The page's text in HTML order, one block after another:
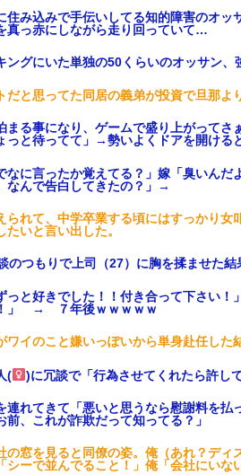
住み込みで手伝いしてる知的障害のオッ
真っ赤にしながら走り回っていて…
ングにいた単独の50くらいのオッサン、
だと思ってた同居の義弟が投資で旦那
まる事になり、ゲームで盛り上がってさ
っと待ってて」→勢いよくドアを開ける
なに言ったか覚えてる？」嫁「臭いんだ
なんで告白してきたの？」→
られて、中学卒業する頃にはすっかり
たいと言い出した。
のつもりで上司（27）に胸を揉ませた結
っと好きでした！！付き合って下さい
」 → ７年後ｗｗｗｗｗ
ワイのこと嫌いっぽいから単身赴任した
( )に冗談で「行為させてくれたら許し
連れてきて「悪いと思うなら慰謝料を
前、これが詐欺だって知ってる？」
の窓を見ると同僚の姿。俺（あれ？デ
シーで並んでること！」俺「会社にい